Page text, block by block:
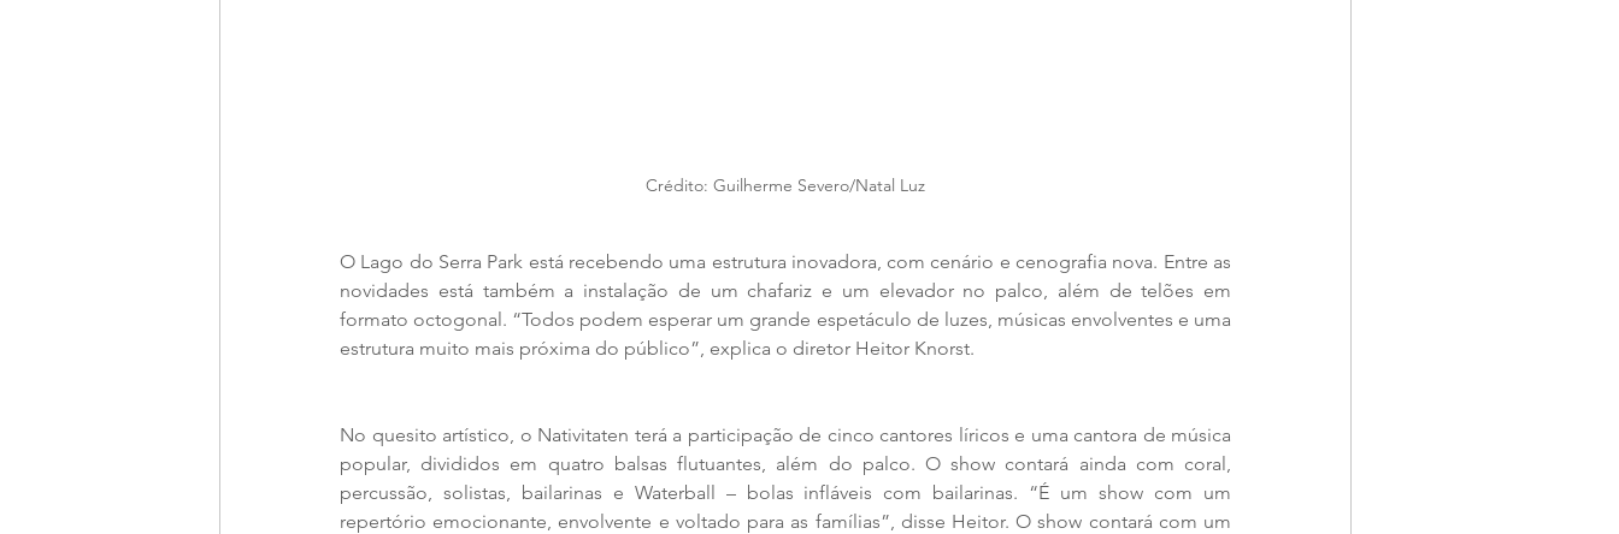
Crédito: Guilherme Severo/Natal Luz
O Lago do Serra Park está recebendo uma estrutura inovadora, com cenário e cenografia nova. Entre as
novidades está também a instalação de um chafariz e um elevador no palco, além de telões em
formato octogonal. “Todos podem esperar um grande espetáculo de luzes, músicas envolventes e uma
estrutura muito mais próxima do público”, explica o diretor Heitor Knorst.
No quesito artístico, o Nativitaten terá a participação de cinco cantores líricos e uma cantora de música
popular, divididos em quatro balsas flutuantes, além do palco. O show contará ainda com coral,
percussão, solistas, bailarinas e Waterball – bolas infláveis com bailarinas. “É um show com um
repertório emocionante, envolvente e voltado para as famílias”, disse Heitor. O show contará com um